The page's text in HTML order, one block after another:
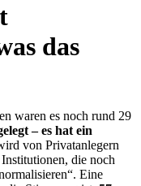
das
waren es noch rund 29
– es hat ein
von Privatanlegern
die noch
Eine